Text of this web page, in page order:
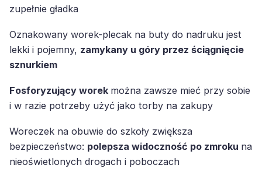
zupełnie gładka
Oznakowany worek-plecak na buty do nadruku jest
lekki i pojemny, zamykany u góry przez ściągnięcie
sznurkiem
Fosforyzujący worek można zawsze mieć przy sobie
i w razie potrzeby użyć jako torby na zakupy
Woreczek na obuwie do szkoły zwiększa
bezpieczeństwo: polepsza widoczność po zmroku na
nieoświetlonych drogach i poboczach